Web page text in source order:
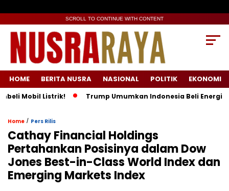
SCROLL TO CONTINUE WITH CONTENT
HOME BERITA NUSRA NASIONAL POLITIK EKONOMI
Listrik! Trump Umumkan Indonesia Beli Energi & 50
Home / Pers Rilis
Cathay Financial Holdings
Pertahankan Posisinya dalam Dow
Jones Best-in-Class World Index dan
Emerging Markets Index